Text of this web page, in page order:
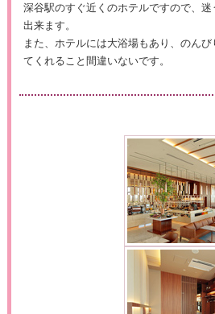
深谷駅のすぐ近くのホテルですので、
出来ます。
また、ホテルには大浴場もあり、のん
てくれること間違いないです。